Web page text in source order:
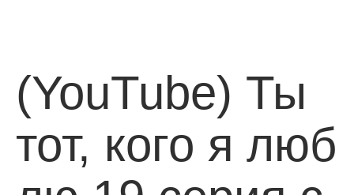
(YouTube) Ты
тот, кого я люб